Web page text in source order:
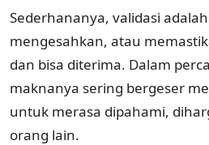
Sederhananya, validasi
mengesahkan, atau
dan bisa diterima. Dalam
maknanya sering bergeser
untuk merasa dipahami,
orang lain.